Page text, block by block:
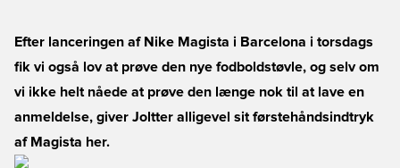
Efter lanceringen af Nike Magista i Barcelona i torsdags
fik vi også lov at prøve den nye fodboldstøvle, og selv om
vi ikke helt nåede at prøve den længe nok til at lave en
anmeldelse, giver Joltter alligevel sit førstehåndsindtryk
af Magista her.